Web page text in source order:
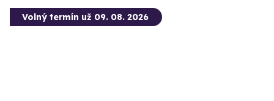
Volný termín už 09. 08. 2026